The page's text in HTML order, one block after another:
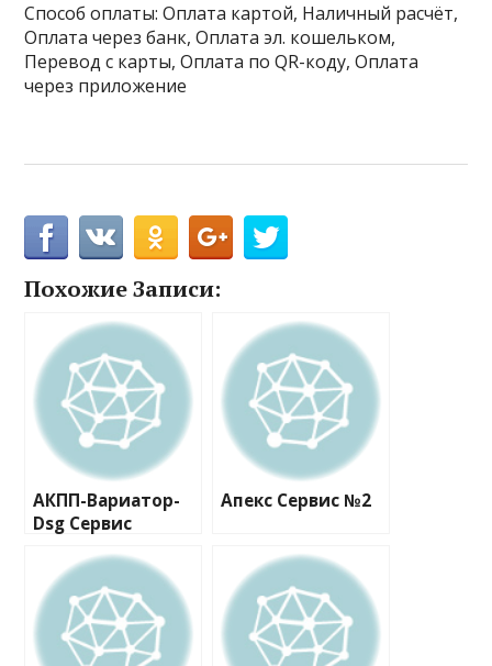
Способ оплаты: Оплата картой, Наличный расчёт,
Оплата через банк, Оплата эл. кошельком,
Перевод с карты, Оплата по QR-коду, Оплата
через приложение
Похожие Записи:
АКПП-Вариатор-
Dsg Сервис
Апекс Сервис №2